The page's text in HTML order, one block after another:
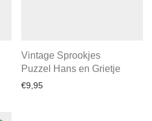
Vintage Sprookjes
Puzzel Hans en Grietje
€9,95